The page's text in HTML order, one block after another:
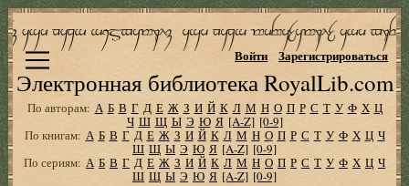
Электронная библиотека RoyalLib.com
Войти Зарегистрироваться
По авторам: А Б В Г Д Е Ж З И Й К Л М Н О П Р С Т У Ф Х Ц
Ч Ш Щ Ы Э Ю Я [A-Z] [0-9]
По книгам: А Б В Г Д Е Ж З И Й К Л М Н О П Р С Т У Ф Х Ц Ч
Ш Щ Ы Э Ю Я [A-Z] [0-9]
По сериям: А Б В Г Д Е Ж З И Й К Л М Н О П Р С Т У Ф Х Ц Ч
Ш Щ Ы Э Ю Я [A-Z] [0-9]